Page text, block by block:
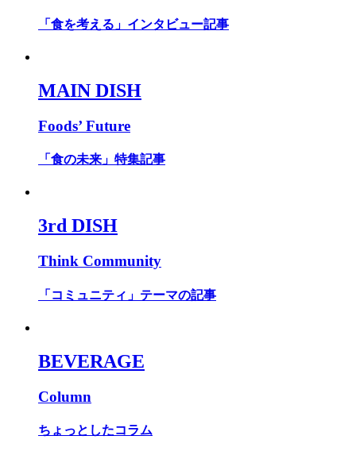
「食を考える」インタビュー記事
MAIN DISH
Foods’ Future
「食の未来」特集記事
3rd DISH
Think Community
「コミュニティ」テーマの記事
BEVERAGE
Column
ちょっとしたコラム